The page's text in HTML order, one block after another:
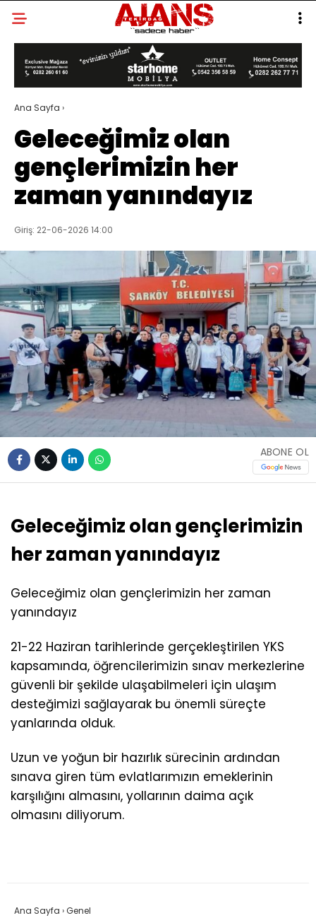
Ana Sayfa ›
Geleceğimiz olan
gençlerimizin her
zaman yanındayız
Giriş: 22-06-2026 14:00
ABONE OL
Geleceğimiz olan gençlerimizin
her zaman yanındayız
Geleceğimiz olan gençlerimizin her zaman
yanındayız
21-22 Haziran tarihlerinde gerçekleştirilen YKS
kapsamında, öğrencilerimizin sınav merkezlerine
güvenli bir şekilde ulaşabilmeleri için ulaşım
desteğimizi sağlayarak bu önemli süreçte
yanlarında olduk.
Uzun ve yoğun bir hazırlık sürecinin ardından
sınava giren tüm evlatlarımızın emeklerinin
karşılığını almasını, yollarının daima açık
olmasını diliyorum.
Ana Sayfa ›Genel